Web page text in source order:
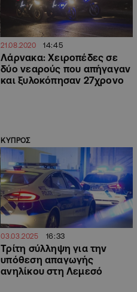
21.08.2020 14:45
Λάρνακα: Χειροπέδες σε
δύο νεαρούς που απήγαγαν
και ξυλοκόπησαν 27χρονο
ΚΥΠΡΟΣ
03.03.2025 16:33
Τρίτη σύλληψη για την
υπόθεση απαγωγής
ανηλίκου στη Λεμεσό